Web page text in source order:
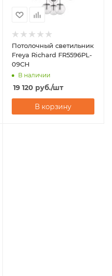
Потолочный светильник
Freya Richard FR5596PL-
09CH
В наличии
19 120 руб./шт
В корзину